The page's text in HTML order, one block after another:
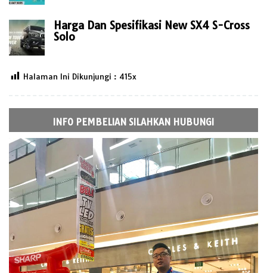
Harga Dan Spesifikasi New SX4 S-Cross
Solo
Halaman Ini Dikunjungi : 415
INFO PEMBELIAN SILAHKAN HUBUNGI